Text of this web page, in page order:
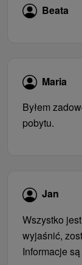
Beata
Maria
Byłem
pobytu.
Jan
Wszystko
wyjaśnić,
Informacje